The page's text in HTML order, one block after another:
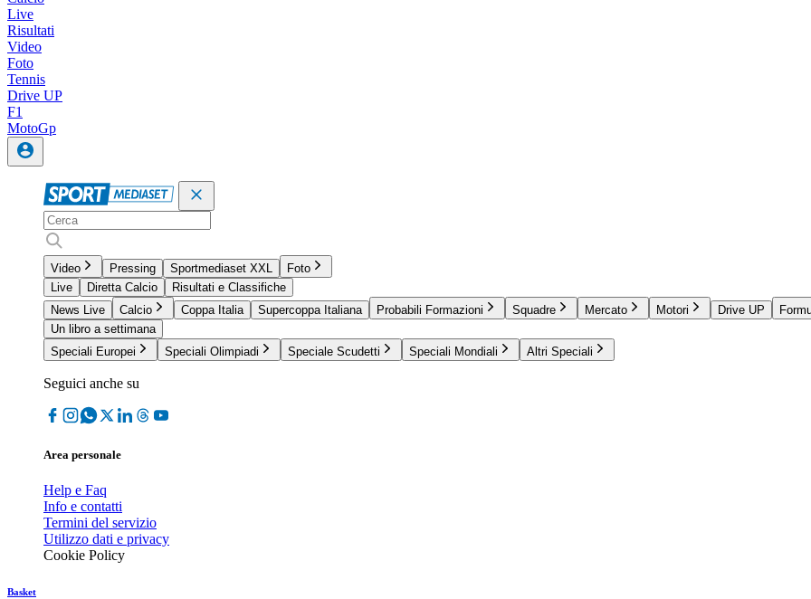
Live
Risultati
Video
Foto
Tennis
Drive UP
F1
MotoGp
Video Pressing Sportmediaset XXL
Foto
Live
Diretta Calcio
Risultati e Classifiche
News Live
Calcio Coppa Italia Supercoppa Italiana Probabili Formazioni Squadre Mercato Motori Drive UP
Un libro a settimana
Speciali Europei
Speciali Olimpiadi Speciale Scudetti Speciali Mondiali Altri Speciali
Seguici anche su
Area personale
Help e Faq
Info e contatti
Termini del servizio
Utilizzo dati e privacy
Cookie Policy
Basket